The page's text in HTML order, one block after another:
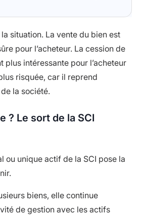
situation. La vente du bien est
pour l’acheteur. La cession de
plus intéressante pour l’acheteur
risquée, car il reprend
la société.
? Le sort de la SCI
ou unique actif de la SCI pose la
biens, elle continue
de gestion avec les actifs